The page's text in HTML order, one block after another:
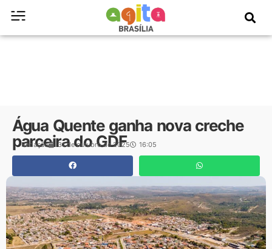
Água Quente ganha nova creche
parceira do GDF
Redação 31 de outubro de 2025 16:05